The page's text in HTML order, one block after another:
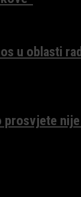
u oblasti
nije